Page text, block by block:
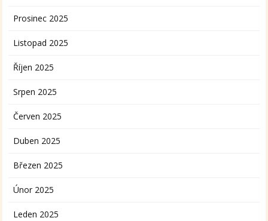
Prosinec 2025
Listopad 2025
Říjen 2025
Srpen 2025
Červen 2025
Duben 2025
Březen 2025
Únor 2025
Leden 2025